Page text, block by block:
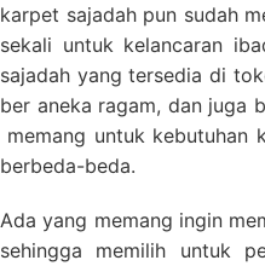
karpet sajadah pun sudah
sekali untuk kelancaran
sajadah yang tersedia di
ber aneka ragam, dan juga
memang untuk kebutuhan
berbeda-beda.
Ada yang memang ingin
sehingga memilih untuk